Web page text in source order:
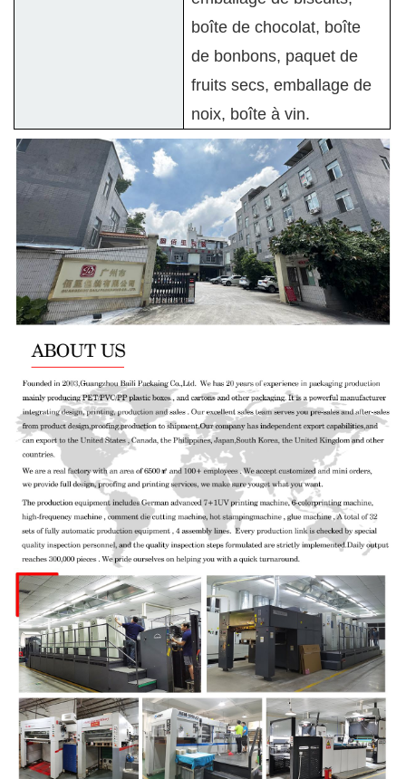
boîte de chocolat, boîte
de bonbons, paquet de
fruits secs, emballage de
noix, boîte à vin.